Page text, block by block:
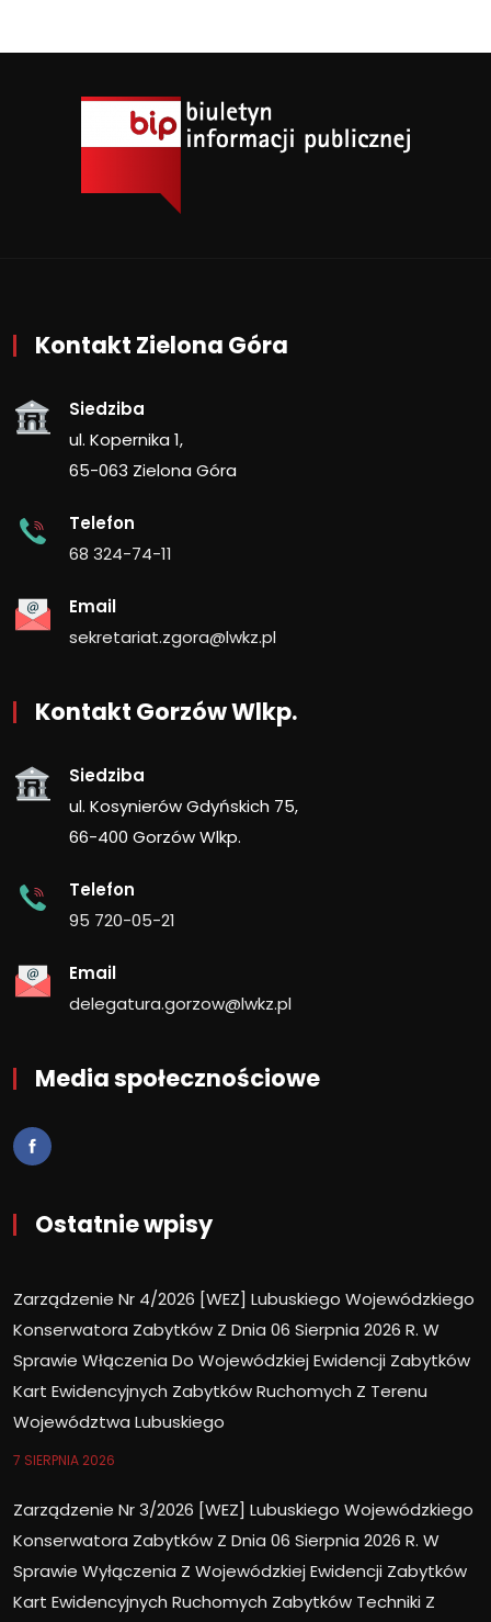
Kontakt Zielona Góra
Siedziba
ul. Kopernika 1,
65-063 Zielona Góra
Telefon
68 324-74-11
Email
sekretariat.zgora@lwkz.pl
Kontakt Gorzów Wlkp.
Siedziba
ul. Kosynierów Gdyńskich 75,
66-400 Gorzów Wlkp.
Telefon
95 720-05-21
Email
delegatura.gorzow@lwkz.pl
Media społecznościowe
Ostatnie wpisy
Zarządzenie Nr 4/2026 [WEZ] Lubuskiego Wojewódzkiego
Konserwatora Zabytków Z Dnia 06 Sierpnia 2026 R. W
Sprawie Włączenia Do Wojewódzkiej Ewidencji Zabytków
Kart Ewidencyjnych Zabytków Ruchomych Z Terenu
Województwa Lubuskiego
7 SIERPNIA 2026
Zarządzenie Nr 3/2026 [WEZ] Lubuskiego Wojewódzkiego
Konserwatora Zabytków Z Dnia 06 Sierpnia 2026 R. W
Sprawie Wyłączenia Z Wojewódzkiej Ewidencji Zabytków
Kart Ewidencyjnych Ruchomych Zabytków Techniki Z